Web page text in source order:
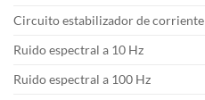
Circuito estabilizador de corriente
Ruido espectral a 10 Hz
Ruido espectral a 100 Hz